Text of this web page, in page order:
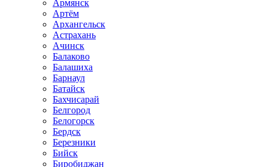
Армянск
Артём
Архангельск
Астрахань
Ачинск
Балаково
Балашиха
Барнаул
Батайск
Бахчисарай
Белгород
Белогорск
Бердск
Березники
Бийск
Биробиджан